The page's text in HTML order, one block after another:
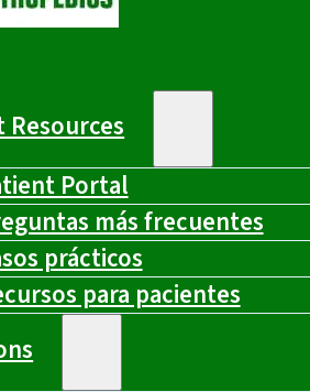
Resources
Portal
más frecuentes
prácticos
para pacientes